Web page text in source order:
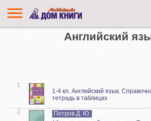
Английский
1
1-4 кл. Английский язык.
тетрадь в таблицах
2
Петров Д. Ю.